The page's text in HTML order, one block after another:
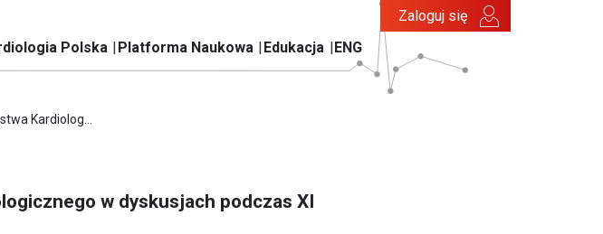
Polska Platforma Naukowa Edukacja ENG
Zaloguj się
Kardiolog...
w dyskusjach podczas XI